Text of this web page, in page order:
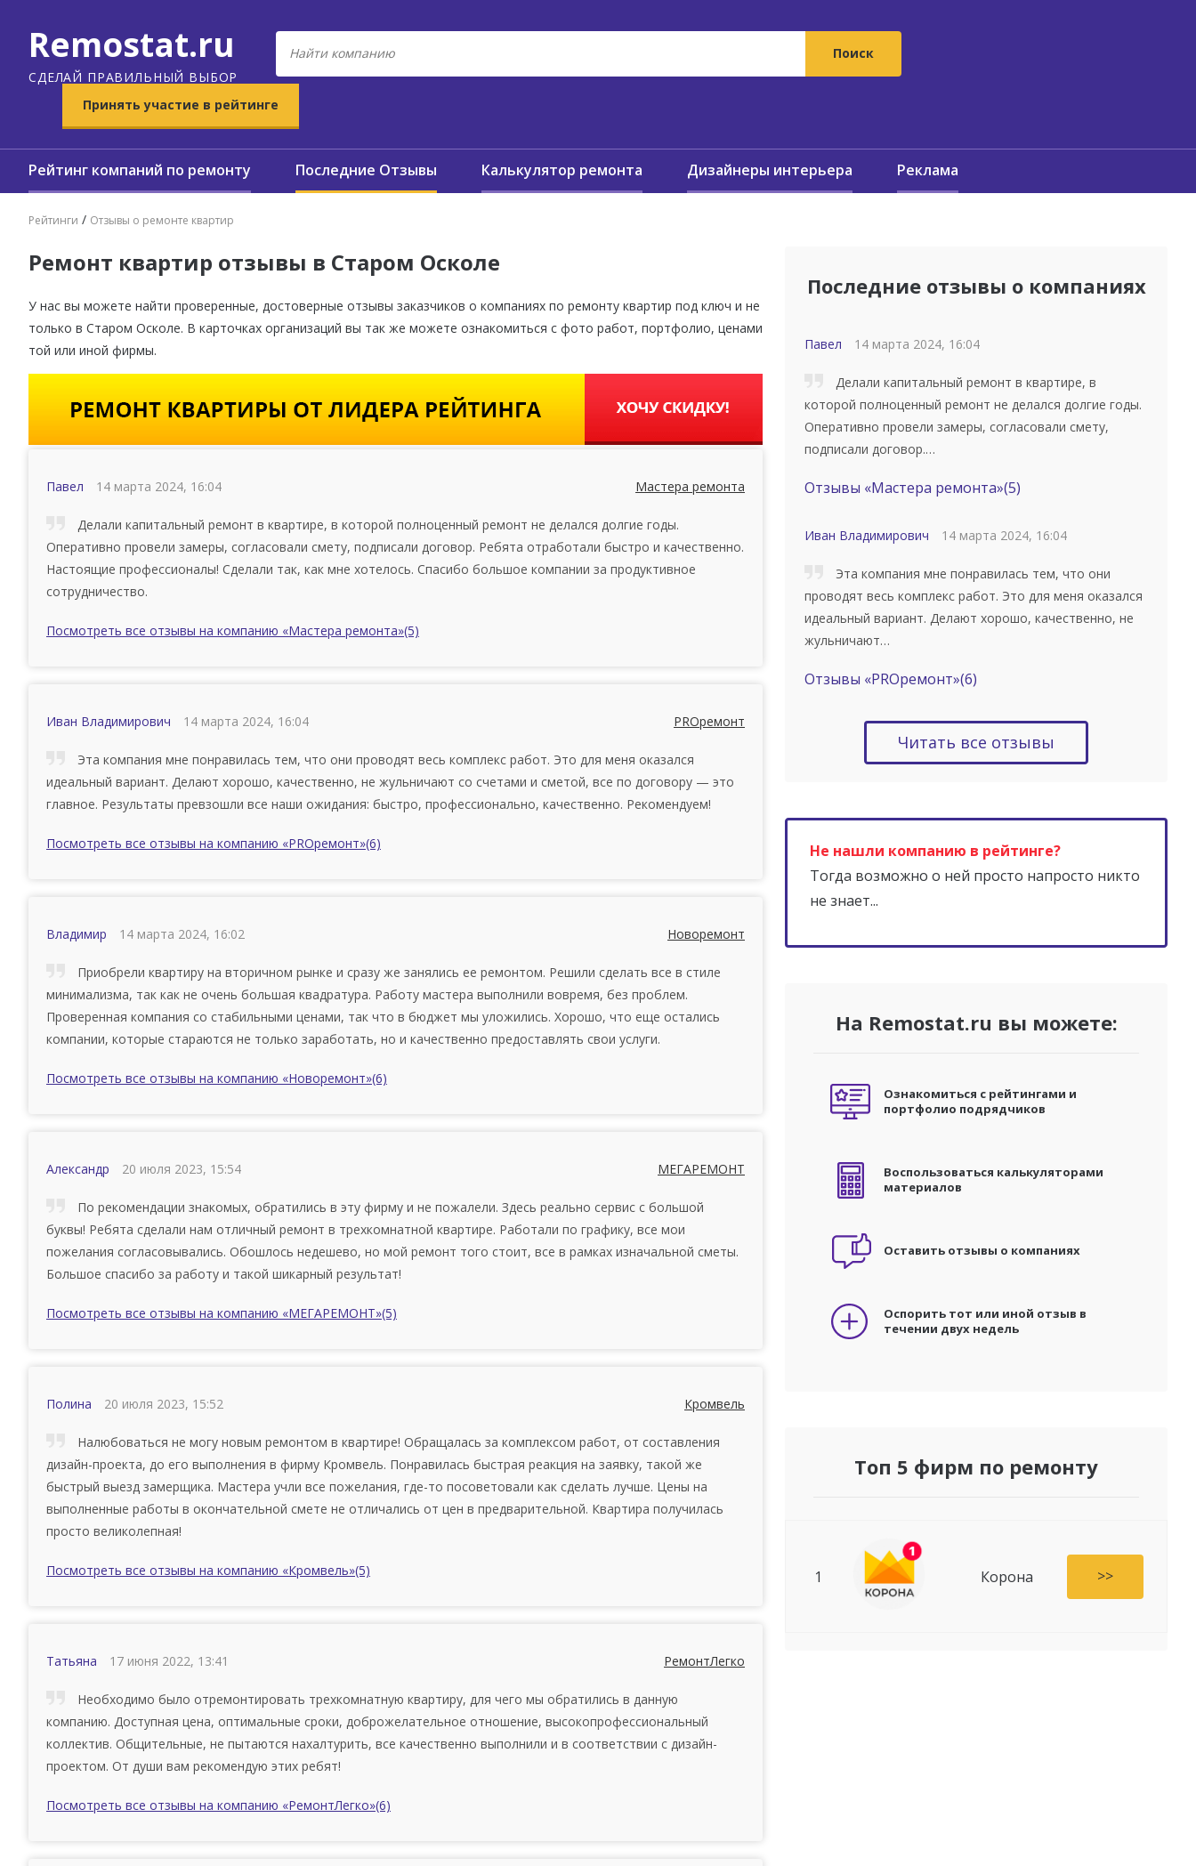
Remostat.ru
СДЕЛАЙ ПРАВИЛЬНЫЙ ВЫБОР
Принять участие в рейтинге
Рейтинг компаний по ремонту Последние Отзывы Калькулятор ремонта Дизайнеры интерьера Реклама
Рейтинги / Отзывы о ремонте квартир
Ремонт квартир отзывы в Старом Осколе
У нас вы можете найти проверенные, достоверные отзывы заказчиков о компаниях по ремонту квартир под ключ и не
только в Старом Осколе. В карточках организаций вы так же можете ознакомиться с фото работ, портфолио, ценами
той или иной фирмы.
Павел 14 марта 2024, 16:04 Мастера ремонта
Делали капитальный ремонт в квартире, в которой полноценный ремонт не делался долгие годы.
Оперативно провели замеры, согласовали смету, подписали договор. Ребята отработали быстро и качественно.
Настоящие профессионалы! Сделали так, как мне хотелось. Спасибо большое компании за продуктивное
сотрудничество.
Посмотреть все отзывы на компанию «Мастера ремонта»(5)
Иван Владимирович 14 марта 2024, 16:04 PROремонт
Эта компания мне понравилась тем, что они проводят весь комплекс работ. Это для меня оказался
идеальный вариант. Делают хорошо, качественно, не жульничают со счетами и сметой, все по договору — это
главное. Результаты превзошли все наши ожидания: быстро, профессионально, качественно. Рекомендуем!
Посмотреть все отзывы на компанию «PROремонт»(6)
Владимир 14 марта 2024, 16:02 Новоремонт
Приобрели квартиру на вторичном рынке и сразу же занялись ее ремонтом. Решили сделать все в стиле
минимализма, так как не очень большая квадратура. Работу мастера выполнили вовремя, без проблем.
Проверенная компания со стабильными ценами, так что в бюджет мы уложились. Хорошо, что еще остались
компании, которые стараются не только заработать, но и качественно предоставлять свои услуги.
Посмотреть все отзывы на компанию «Новоремонт»(6)
Александр 20 июля 2023, 15:54 МЕГАРЕМОНТ
По рекомендации знакомых, обратились в эту фирму и не пожалели. Здесь реально сервис с большой
буквы! Ребята сделали нам отличный ремонт в трехкомнатной квартире. Работали по графику, все мои
пожелания согласовывались. Обошлось недешево, но мой ремонт того стоит, все в рамках изначальной сметы.
Большое спасибо за работу и такой шикарный результат!
Посмотреть все отзывы на компанию «МЕГАРЕМОНТ»(5)
Полина 20 июля 2023, 15:52 Кромвель
Налюбоваться не могу новым ремонтом в квартире! Обращалась за комплексом работ, от составления
дизайн-проекта, до его выполнения в фирму Кромвель. Понравилась быстрая реакция на заявку, такой же
быстрый выезд замерщика. Мастера учли все пожелания, где-то посоветовали как сделать лучше. Цены на
выполненные работы в окончательной смете не отличались от цен в предварительной. Квартира получилась
просто великолепная!
Посмотреть все отзывы на компанию «Кромвель»(5)
Татьяна 17 июня 2022, 13:41 РемонтЛегко
Необходимо было отремонтировать трехкомнатную квартиру, для чего мы обратились в данную
компанию. Доступная цена, оптимальные сроки, доброжелательное отношение, высокопрофессиональный
коллектив. Общительные, не пытаются нахалтурить, все качественно выполнили и в соответствии с дизайн-
проектом. От души вам рекомендую этих ребят!
Посмотреть все отзывы на компанию «РемонтЛегко»(6)
Последние отзывы о компаниях
Павел 14 марта 2024, 16:04
Делали капитальный ремонт в квартире, в
которой полноценный ремонт не делался долгие годы.
Оперативно провели замеры, согласовали смету,
подписали договор.…
Отзывы «Мастера ремонта»(5)
Иван Владимирович 14 марта 2024, 16:04
Эта компания мне понравилась тем, что они
проводят весь комплекс работ. Это для меня оказался
идеальный вариант. Делают хорошо, качественно, не
жульничают…
Отзывы «PROремонт»(6)
Читать все отзывы
Не нашли компанию в рейтинге?
Тогда возможно о ней просто напросто никто
не знает...
На Remostat.ru вы можете:
Ознакомиться с рейтингами и
портфолио подрядчиков
Воспользоваться калькуляторами
материалов
Оставить отзывы о компаниях
Оспорить тот или иной отзыв в
течении двух недель
Топ 5 фирм по ремонту
1 Корона >>